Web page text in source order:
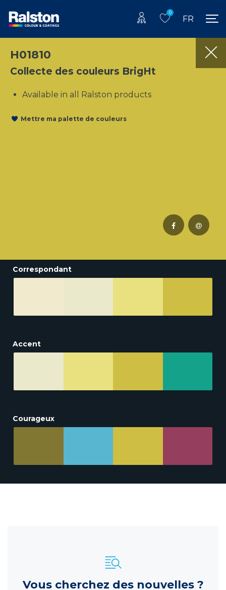
0
FR
H01810
Collecte des couleurs BrigHt
Available in all Ralston products
Mettre ma palette de couleurs
Correspondant
Accent
Courageux
Vous cherchez des nouvelles ?